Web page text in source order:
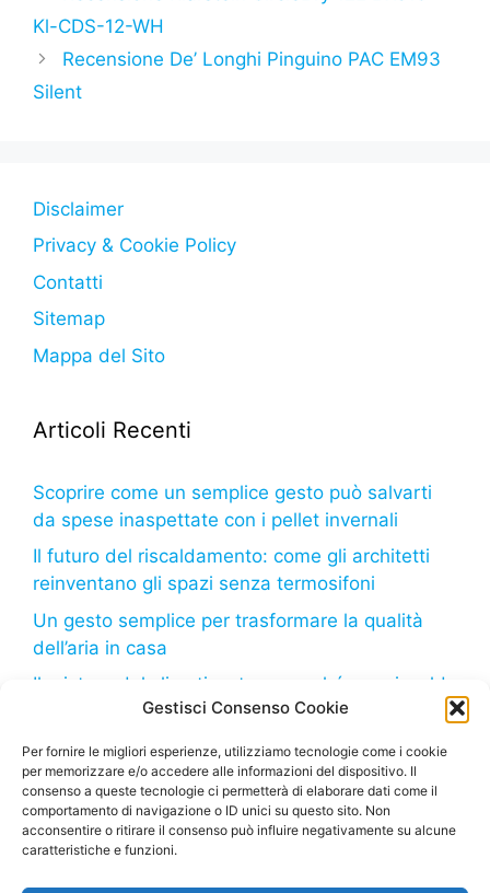
Gestisci Consenso Cookie
Per fornire le migliori esperienze, utilizziamo tecnologie come i cookie
per memorizzare e/o accedere alle informazioni del dispositivo. Il
consenso a queste tecnologie ci permetterà di elaborare dati come il
comportamento di navigazione o ID unici su questo sito. Non
acconsentire o ritirare il consenso può influire negativamente su alcune
caratteristiche e funzioni.
b
o
o
A
p n m
di
Kl-CDS-12-WH
Recensione De’ Longhi Pinguino PAC EM93
Silent
Disclaimer
Privacy & Cookie Policy
Contatti
Sitemap
Mappa del Sito
Articoli Recenti
Scoprire come un semplice gesto può salvarti
da spese inaspettate con i pellet invernali
Il futuro del riscaldamento: come gli architetti
reinventano gli spazi senza termosifoni
Un gesto semplice per trasformare la qualità
dell’aria in casa
Il mistero del climatizzatore: perché non riscalda
come dovrebbe?
Il freddo in arrivo: come il tuo frigorifero può
aiutarti a risparmiare sulla bolletta